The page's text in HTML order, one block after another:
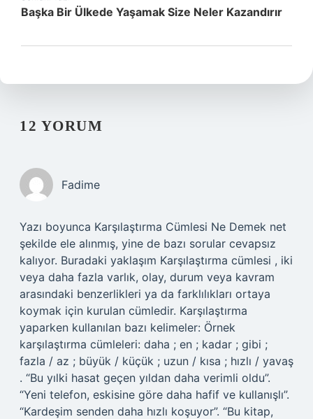
Başka Bir Ülkede Yaşamak Size Neler Kazandırır
12 YORUM
Fadime
Yazı boyunca Karşılaştırma Cümlesi Ne Demek net
şekilde ele alınmış, yine de bazı sorular cevapsız
kalıyor. Buradaki yaklaşım Karşılaştırma cümlesi , iki
veya daha fazla varlık, olay, durum veya kavram
arasındaki benzerlikleri ya da farklılıkları ortaya
koymak için kurulan cümledir. Karşılaştırma
yaparken kullanılan bazı kelimeler: Örnek
karşılaştırma cümleleri: daha ; en ; kadar ; gibi ;
fazla / az ; büyük / küçük ; uzun / kısa ; hızlı / yavaş
. “Bu yılki hasat geçen yıldan daha verimli oldu”.
“Yeni telefon, eskisine göre daha hafif ve kullanışlı”.
“Kardeşim senden daha hızlı koşuyor”. “Bu kitap,